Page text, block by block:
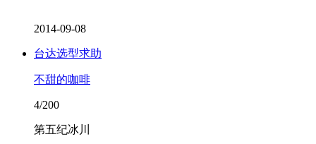
2014-09-08
台达选型求助
不甜的咖啡
4/200
第五纪冰川